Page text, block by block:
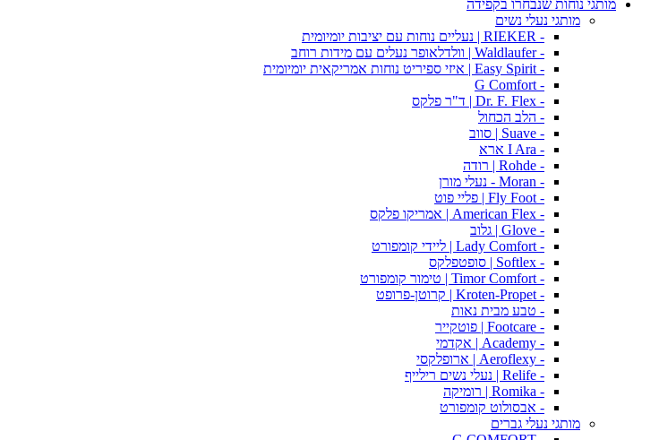
מותגי נוחות שנבחרו בקפידה
מותגי נעלי נשים
- RIEKER | נעליים נוחות עם יציבות יומיומית
- Waldlaufer | וולדלאופר נעלים עם מידות רוחב
- Easy Spirit | איזי ספיריט נוחות אמריקאית יומיומית
- G Comfort
- Dr. F. Flex | ד"ר פלקס
- הלב הכחול
- Suave | סווב
- I Ara ארא
- Rohde | רודה
- Moran - נעלי מורן
- Fly Foot | פליי פוט
- American Flex | אמריקו פלקס
- Glove | גלוב
- Lady Comfort | ליידי קומפורט
- Softlex | סופטפלקס
- Timor Comfort | טימור קומפורט
- Kroten-Propet | קרוטן-פרופט
- טבע מבית נאות
- Footcare | פוטקייר
- Academy | אקדמי
- Aeroflexy | ארופלקסי
- Relife | נעלי נשים רילייף
- Romika | רומיקה
- אבסולוט קומפורט
מותגי נעלי גברים